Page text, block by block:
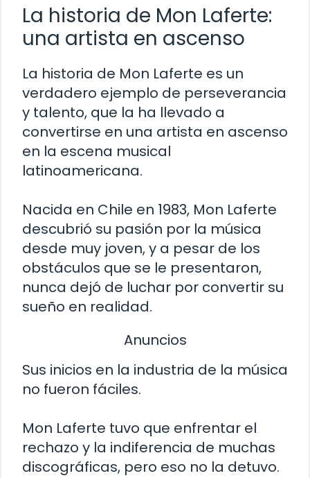
La historia de Mon Laferte:
una artista en ascenso
La historia de Mon Laferte es un
verdadero ejemplo de perseverancia
y talento, que la ha llevado a
convertirse en una artista en ascenso
en la escena musical
latinoamericana.
Nacida en Chile en 1983, Mon Laferte
descubrió su pasión por la música
desde muy joven, y a pesar de los
obstáculos que se le presentaron,
nunca dejó de luchar por convertir su
sueño en realidad.
Anuncios
Sus inicios en la industria de la música
no fueron fáciles.
Mon Laferte tuvo que enfrentar el
rechazo y la indiferencia de muchas
discográficas, pero eso no la detuvo.